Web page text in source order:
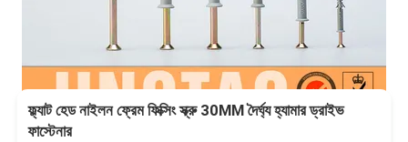
ফ্ল্যাট হেড নাইলন ফ্রেম ফিক্সিং স্ক্রু 30MM দৈর্ঘ্য হ্যামার ড্রাইভ
ফাস্টেনার